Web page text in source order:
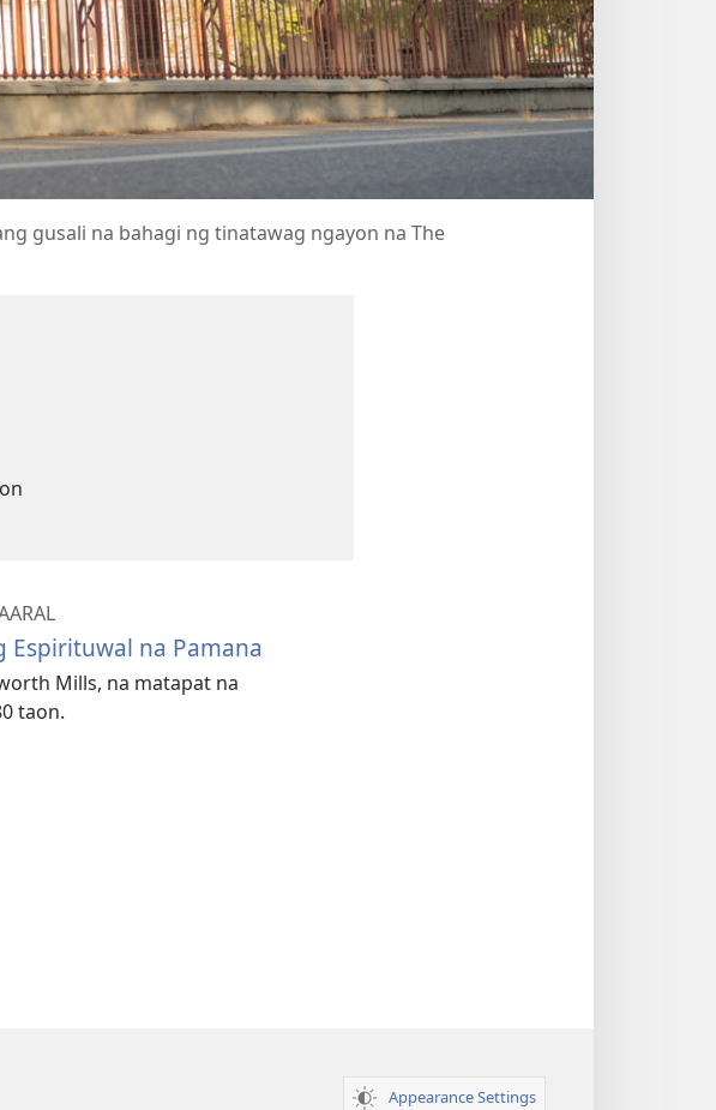
gusali na bahagi ng tinatawag ngayon na The
Espirituwal na Pamana
Mills, na matapat na
taon.
Appearance Settings